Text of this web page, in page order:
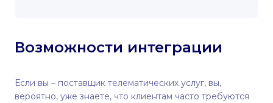
Возможности интеграции
Если вы – поставщик телематических услуг, вы,
вероятно, уже знаете, что клиентам часто требуются